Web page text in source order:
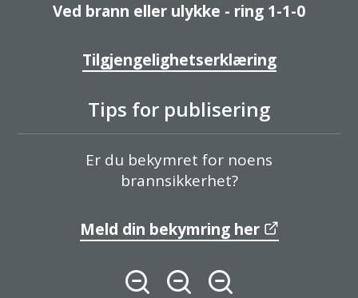
Ved brann eller ulykke - ring 1-1-0
Tilgjengelighetserklæring
Tips for publisering
Er du bekymret for noens
brannsikkerhet?
Meld din bekymring her